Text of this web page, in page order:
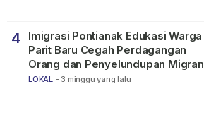
4
Imigrasi Pontianak Edukasi Warga
Parit Baru Cegah Perdagangan
Orang dan Penyelundupan Migran
LOKAL - 3 minggu yang lalu